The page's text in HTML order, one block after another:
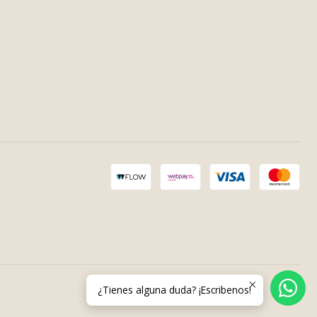
¿Tienes alguna duda? ¡Escribenos!